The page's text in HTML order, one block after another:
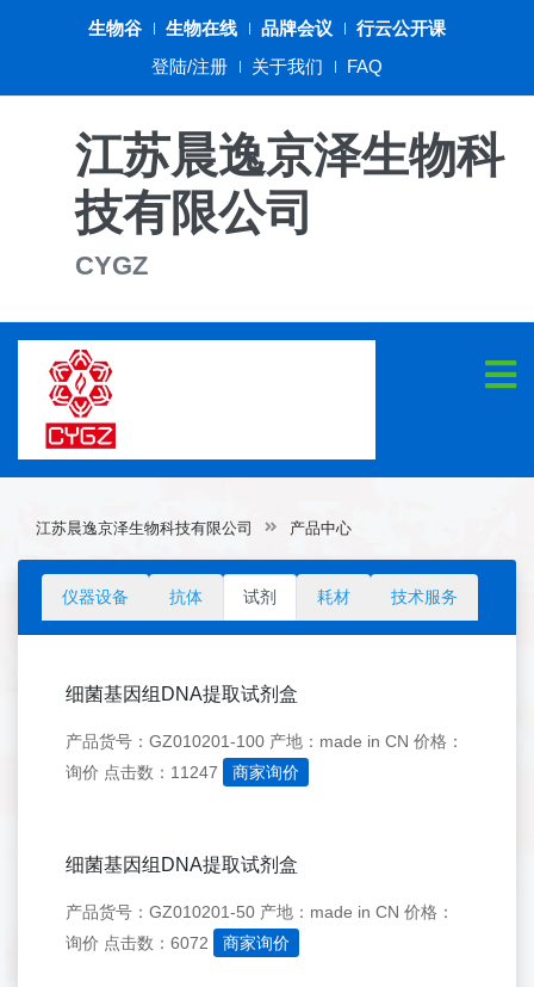
生物谷 生物在线 品牌会议
行云公开课
登陆/注册
关于我们 FAQ
江苏晨逸京泽生物科
技有限公司
CYGZ
江苏晨逸京泽生物科技有限公司 产品中心
仪器设备 抗体 试剂 耗材 技术服务
细菌基因组DNA提取试剂盒
产品货号：GZ010201-100 产地：made in CN 价格：
询价 点击数：11247 商家询价
细菌基因组DNA提取试剂盒
产品货号：GZ010201-50 产地：made in CN 价格：
询价 点击数：6072 商家询价